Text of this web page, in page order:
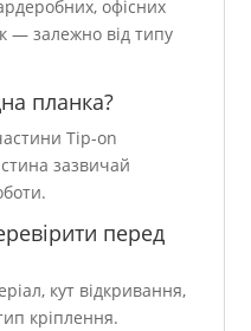
офісних
— залежно від типу
планка?
Tip-on
зазвичай
перед
кут відкривання,
кріплення.